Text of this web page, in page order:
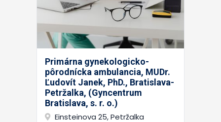
Primárna gynekologicko-
pôrodnícka ambulancia, MUDr.
Ľudovít Janek, PhD., Bratislava-
Petržalka, (Gyncentrum
Bratislava, s. r. o.)
Einsteinova 25, Petržalka